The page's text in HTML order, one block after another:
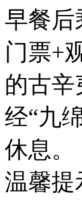
早餐后
门票+
的古
经“九
休息。
温馨提